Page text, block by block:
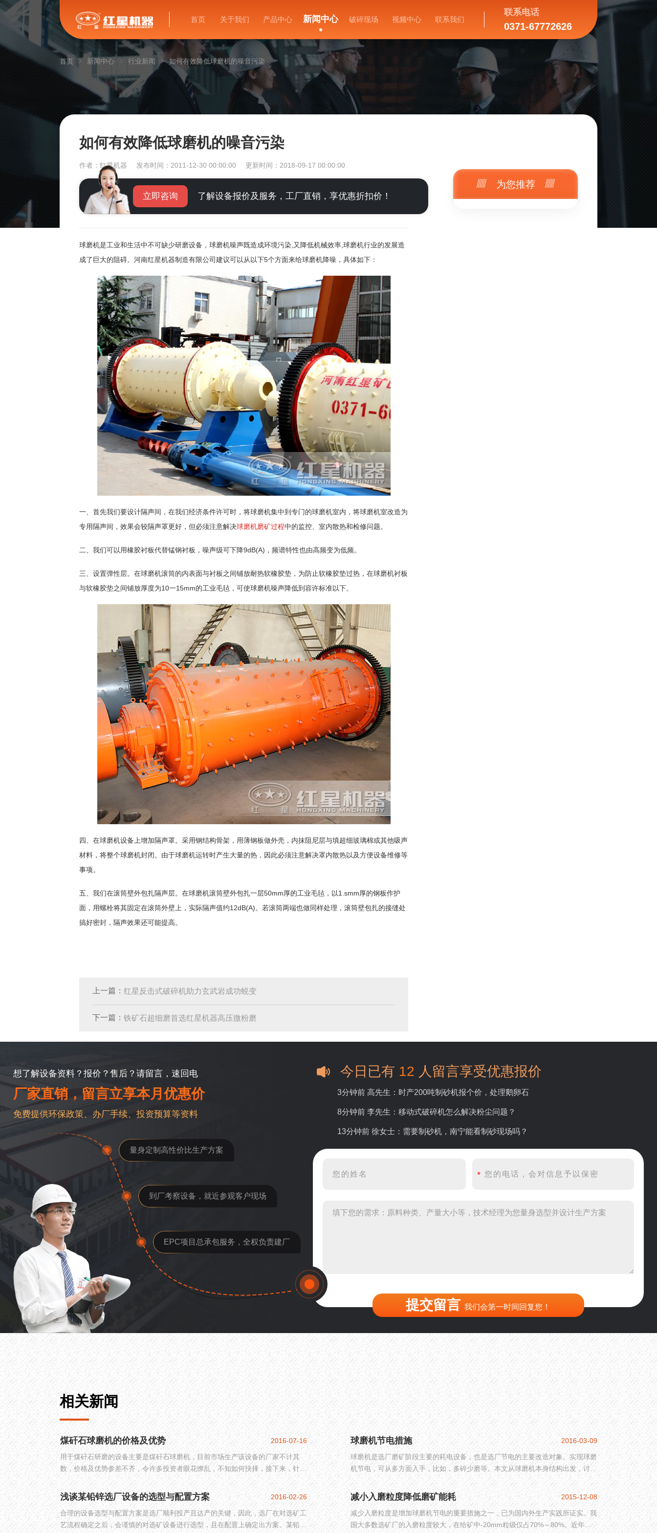
首页 关于我们 产品中心 新闻中心 破碎现场 视频中心 联系我们
联系电话
0371-67772626
首页 新闻中心 行业新闻 如何有效降低球磨机的噪音污染
如何有效降低球磨机的噪音污染
作者：红星机器 发布时间：2011-12-30 00:00:00 更新时间：2018-09-17 00:00:00
立即咨询 了解设备报价及服务，工厂直销，享优惠折扣价！
球磨机是工业和生活中不可缺少研磨设备，球磨机噪声既造成环境污染,又降低机械效率,球磨机行业的发展造
成了巨大的阻碍。河南红星机器制造有限公司建议可以从以下5个方面来给球磨机降噪，具体如下：
一、首先我们要设计隔声间，在我们经济条件许可时，将球磨机集中到专门的球磨机室内，将球磨机室改造为
专用隔声间，效果会较隔声罩更好，但必须注意解决球磨机磨矿过程中的监控、室内散热和检修问题。
二、我们可以用橡胶衬板代替锰钢衬板，噪声级可下降9dB(A)，频谱特性也由高频变为低频。
三、设置弹性层。在球磨机滚筒的内表面与衬板之间铺放耐热软橡胶垫，为防止软橡胶垫过热，在球磨机衬板
与软橡胶垫之间铺放厚度为10一15mm的工业毛毡，可使球磨机噪声降低到容许标准以下。
四、在球磨机设备上增加隔声罩。采用钢结构骨架，用薄钢板做外壳，内抹阻尼层与填超细玻璃棉或其他吸声
材料，将整个球磨机封闭。由于球磨机运转时产生大量的热，因此必须注意解决罩内散热以及方便设备维修等
事项。
五、我们在滚筒壁外包扎隔声层。在球磨机滚筒壁外包扎一层50mm厚的工业毛毡，以1.smm厚的钢板作护
面，用螺栓将其固定在滚筒外壁上，实际隔声值约12dB(A)。若滚筒两端也做同样处理，滚筒壁包扎的接缝处
搞好密封，隔声效果还可能提高。
上一篇： 红星反击式破碎机助力玄武岩成功蜕变
下一篇： 铁矿石超细磨首选红星机器高压微粉磨
为您推荐
想了解设备资料？报价？售后？请留言，速回电
厂家直销，留言立享本月优惠价
免费提供环保政策、办厂手续、投资预算等资料
量身定制高性价比生产方案
到厂考察设备，就近参观客户现场
EPC项目总承包服务，全权负责建厂
今日已有 12 人留言享受优惠报价
3分钟前 高先生：时产200吨制砂机报个价，处理鹅卵石
8分钟前 李先生：移动式破碎机怎么解决粉尘问题？
13分钟前 徐女士：需要制砂机，南宁能看制砂现场吗？
16分钟前 程先生：破碎生产线出个方案及报价，有什么售后服务？
22分钟前 郑女士：想了解时产500吨锤破，加工石灰石
36分钟前 罗先生：每小时100吨左右的鄂破和反击破，推荐下型号
提交留言 我们会第一时间回复您！
相关新闻
煤矸石球磨机的价格及优势
用于煤矸石研磨的设备主要是煤矸石球磨机，目前市场生产该设备的厂家不计其
数，价格及优势参差不齐，令许多投资者眼花缭乱，不知如何抉择，接下来，针对
煤矸石球磨机的价格及优势这两点内容为大家详细分析这款设备。
2016-07-16 球磨机节电措施
球磨机是选厂磨矿阶段主要的耗电设备，也是选厂节电的主要改造对象。实现球磨
机节电，可从多方面入手，比如，多碎少磨等。本文从球磨机本身结构出发，讨论
了球磨机节能的几种有效措施。
2016-03-09
浅谈某铅锌选厂设备的选型与配置方案
合理的设备选型与配置方案是选厂顺利投产且达产的关键，因此，选厂在对选矿工
艺流程确定之后，会谨慎的对选矿设备进行选型，且在配置上确定出方案。某铅锌
2016-02-26 减小入磨粒度降低磨矿能耗
减少入磨粒度是增加球磨机节电的重要措施之一，已为国内外生产实践所证实。我
国大多数选矿厂的入磨粒度较大，在给矿中-20mm粒级仅占70%～80%。近年
2015-12-08